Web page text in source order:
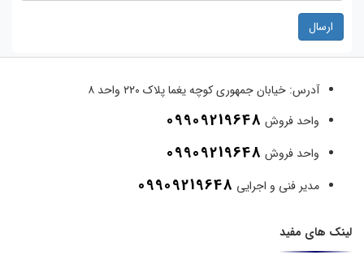
ارسال
آدرس: خیابان جمهوری کوچه یغما پلاک ۲۲۰ واحد ۸
واحد فروش 09909219648
واحد فروش 09909219648
مدیر فنی و اجرایی 09909219648
لینک های مفید